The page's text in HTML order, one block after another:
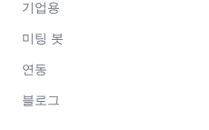
기업용
미팅 봇
연동
블로그